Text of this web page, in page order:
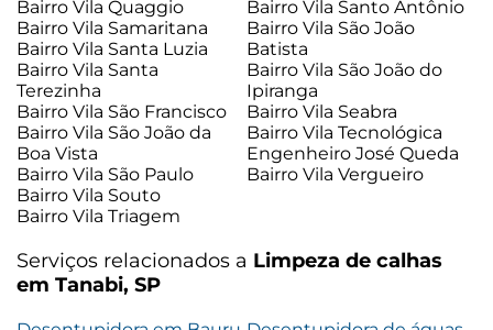
Bairro Vila Quaggio
Bairro Vila Samaritana
Bairro Vila Santa Luzia
Bairro Vila Santa
Terezinha
Bairro Vila Santo Antônio
Bairro Vila São Francisco
Bairro Vila São João
Batista
Bairro Vila São João da
Boa Vista
Bairro Vila São João do
Ipiranga
Bairro Vila São Paulo
Bairro Vila Seabra
Bairro Vila Souto
Bairro Vila Tecnológica
Engenheiro José Queda
Bairro Vila Triagem
Bairro Vila Vergueiro
Serviços relacionados a Limpeza de calhas
em Tanabi, SP